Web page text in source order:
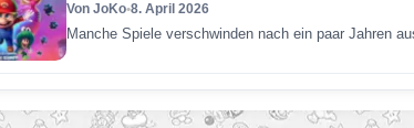
Von JoKo•8. April 2026
Manche Spiele verschwinden nach ein paar Jahren